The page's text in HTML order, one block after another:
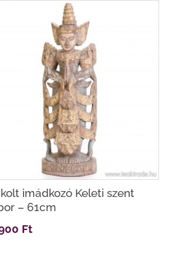
imádkozó Keleti szent
– 61cm
Ft